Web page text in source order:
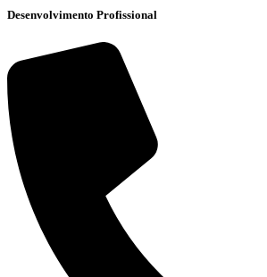
Desenvolvimento Profissional